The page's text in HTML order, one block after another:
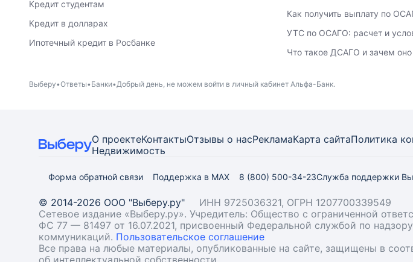
Кредит студентам
Кредит в долларах
Ипотечный кредит в Росбанке
Как получить выплату по
УТС по ОСАГО: расчет и
Что такое ДСАГО и зачем
Выберу Ответы Банки Добрый день, не можем войти в личный кабинет Альфа-Банк.
О проектеКонтактыОтзывы о насРекламаКарта сайтаПолитика
Недвижимость
Форма обратной связи Поддержка в MAX 8 (800) 500-34-23Служба поддержки
© 2014-2026 ООО "Выберу.ру"
ИНН 9725036321, ОГРН 1207700339549
Сетевое издание «Выберу.ру». Учредитель: Общество с ограниченной
ФС 77 — 81497 от 16.07.2021, присвоенный Федеральной службой по
коммуникаций. Пользовательское соглашение
Все права на любые материалы, опубликованные на сайте, защищены в
об интеллектуальной собственности.